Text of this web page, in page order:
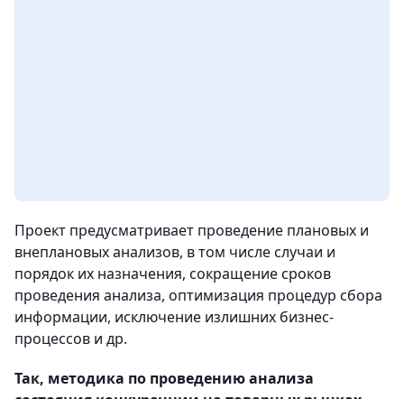
Проект предусматривает проведение плановых и
внеплановых анализов, в том числе случаи и
порядок их назначения, сокращение сроков
проведения анализа, оптимизация процедур сбора
информации, исключение излишних бизнес-
процессов и др.
Так, методика по проведению анализа